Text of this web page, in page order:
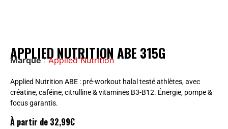
APPLIED NUTRITION ABE 315G
Marque:Applied Nutrition
Applied Nutrition ABE : pré-workout halal testé athlètes, avec
créatine, caféine, citrulline & vitamines B3-B12. Énergie, pompe &
focus garantis.
À partir de 32,99€